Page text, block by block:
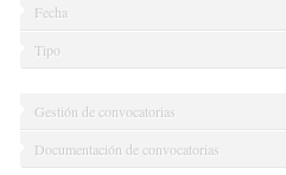
Fecha
Tipo
Gestión de convocatorias
Documentación de convocatorias